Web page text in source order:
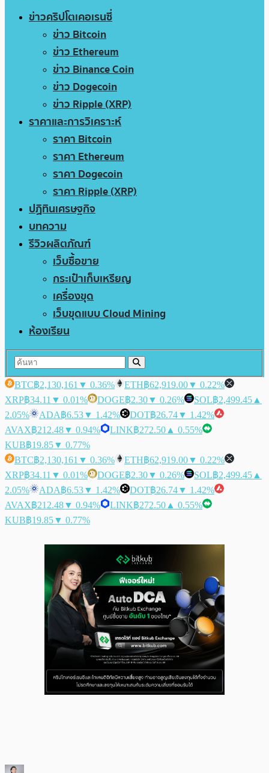
ข่าวคริปโตเคอเรนซี่
ข่าว Bitcoin
ข่าว Ethereum
ข่าว Binance Coin
ข่าว Dogecoin
ข่าว Ripple (XRP)
ราคาและการวิเคราะห์
ราคา Bitcoin
ราคา Ethereum
ราคา Dogecoin
ราคา Ripple (XRP)
ปฏิทินเศรษฐกิจ
บทความ
รีวิวผลิตภัณฑ์
เว็บซื้อขาย
กระเป๋าเก็บเหรียญ
เครื่องขุด
เว็บขุดแบบ Cloud Mining
ห้องเรียน
BTC฿2,130,161 ▼ 0.36% ETH฿62,919.00▼ 0.22%
XRP฿34.11 ▼ 0.01% DOGE฿2.30▼ 0.26% SOL฿2,499.45 ▲
2.05%
ADA฿6.53▼ 1.42% DOT฿26.74▼ 1.42%
AVAX฿212.48▼ 0.94% LINK฿272.50 ▲ 0.55%
KUB฿19.85▼ 0.77%
BTC฿2,130,161 ▼ 0.36% ETH฿62,919.00▼ 0.22%
XRP฿34.11 ▼ 0.01% DOGE฿2.30▼ 0.26% SOL฿2,499.45 ▲
2.05%
ADA฿6.53▼ 1.42% DOT฿26.74▼ 1.42%
AVAX฿212.48▼ 0.94% LINK฿272.50 ▲ 0.55%
KUB฿19.85▼ 0.77%